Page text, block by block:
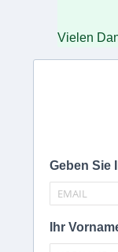
Vielen
Geben Sie
Ihr